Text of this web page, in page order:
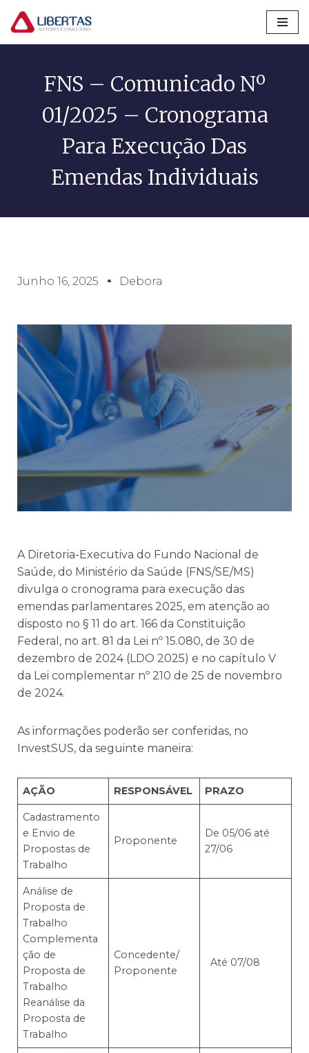
Pular
conteúdoFNS – Comunicado Nº
01/2025 – Cronograma
Para Execução Das
Emendas Individuais
Junho 16, 2025 Debora
A Diretoria-Executiva do Fundo Nacional de
Saúde, do Ministério da Saúde (FNS/SE/MS)
divulga o cronograma para execução das
emendas parlamentares 2025, em atenção ao
disposto no § 11 do art. 166 da Constituição
Federal, no art. 81 da Lei nº 15.080, de 30 de
dezembro de 2024 (LDO 2025) e no capítulo V
da Lei complementar nº 210 de 25 de novembro
de 2024.
As informações poderão ser conferidas, no
InvestSUS, da seguinte maneira:
AÇÃO RESPONSÁVEL PRAZO
Cadastramento
e Envio de
Propostas de
Trabalho
Proponente
De 05/06 até
27/06
Análise de
Proposta de
Trabalho
Complementa
ção de
Proposta de
Trabalho
Reanálise da
Proposta de
Trabalho
Concedente/
Proponente
Até 07/08